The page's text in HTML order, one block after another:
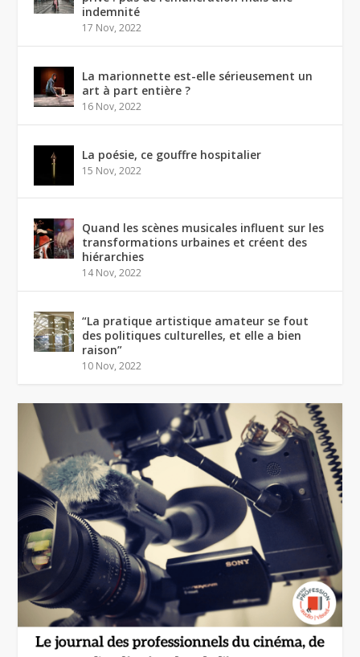
indemnité
17 Nov, 2022
La marionnette est-elle sérieusement un
art à part entière ?
16 Nov, 2022
La poésie, ce gouffre hospitalier
15 Nov, 2022
Quand les scènes musicales influent sur les
transformations urbaines et créent des
hiérarchies
14 Nov, 2022
“La pratique artistique amateur se fout
des politiques culturelles, et elle a bien
raison”
10 Nov, 2022